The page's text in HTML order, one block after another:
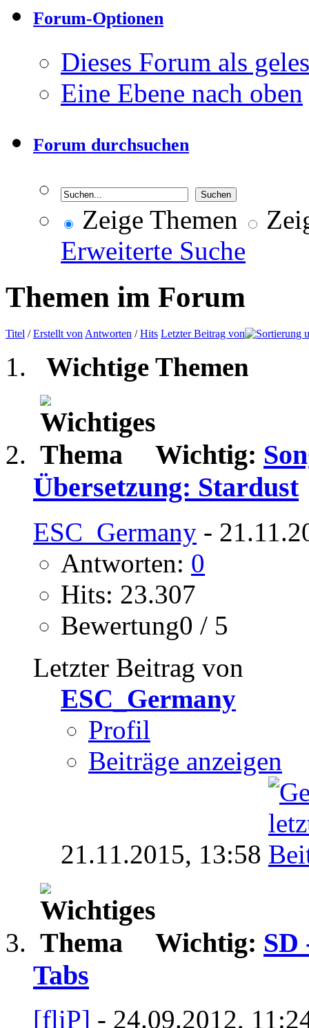
Forum-Optionen
Dieses Forum als
Eine Ebene nach oben
Forum durchsuchen
Zeige Themen
Erweiterte Suche
Themen im Forum
Titel /Erstellt von Antworten /Hits Letzter Beitrag von
Wichtige Themen
Wichtig:
Übersetzung: Stardust
ESC_Germany -
Antworten: 0
Hits: 23.307
Bewertung0 / 5
Letzter Beitrag von
ESC_Germany
Profil
Beiträge anzeigen
21.11.2015, 13:58
Wichtig: SD
Tabs
[fliP] - 24.09.2012,